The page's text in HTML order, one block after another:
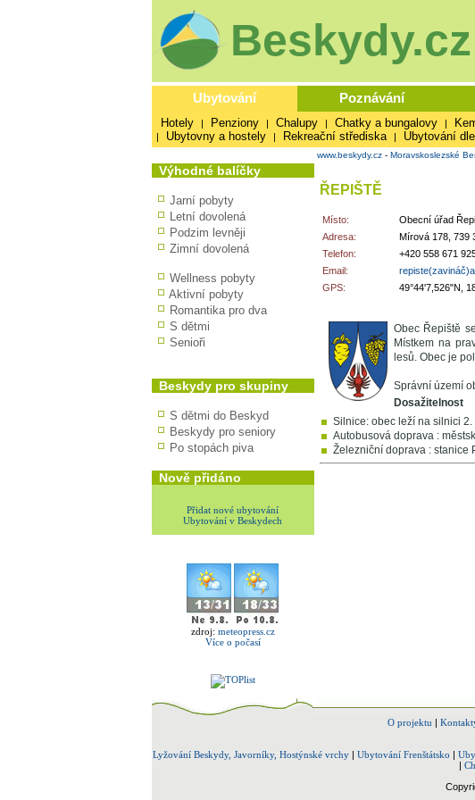
Beskydy.cz
Ubytování Poznávání
Hotely | Penziony | Chalupy | Chatky a bungalovy |
| Ubytovny a hostely | Rekreační střediska | Ubytování
Výhodné balíčky
Jarní pobyty
Letní dovolená
Podzim levněji
Zimní dovolená
Wellness pobyty
Aktivní pobyty
Romantika pro dva
S dětmi
Senioři
Beskydy pro skupiny
S dětmi do Beskyd
Beskydy pro seniory
Po stopách piva
Nově přidáno
Přidat nové ubytování
Ubytování v Beskydech
zdroj: meteopress.cz
Více o počasí
www.beskydy.cz- Moravskoslezské
ŘEPIŠTĚ
Místo:
Obecní úřad
Adresa:
Mírová 178, 739
Telefon:
+420 558 671
Email:
GPS:
49°44'7,526"N,
Obec Řepiště
Místkem na
lesů. Obec je
Správní území
Dosažitelnost
Silnice: obec leží na silnici
Autobusová doprava :
Železniční doprava : stanice
O projektu |
Lyžování Beskydy, Javorníky, Hostýnské vrchy | Ubytování Frenštátsko |
|